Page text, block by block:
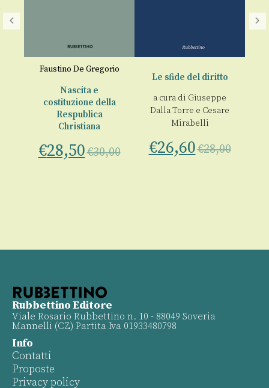
Faustino De Gregorio
Nascita e
costituzione della
Respublica
Christiana
€28,50€30,00
Le sfide del diritto
a cura di Giuseppe
Dalla Torre e Cesare
Mirabelli
€26,60€28,00
Rubbettino Editore
Viale Rosario Rubbettino n. 10 - 88049 Soveria
Mannelli (CZ) Partita Iva 01933480798
Info
Contatti
Proposte
Privacy policy